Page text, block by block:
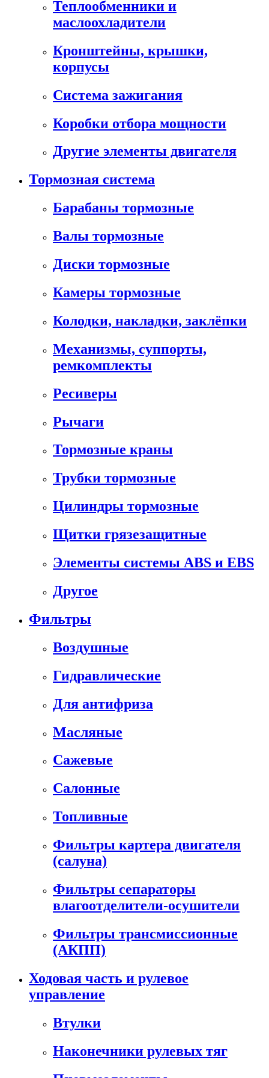
Теплообменники и
маслоохладители
Кронштейны, крышки,
корпусы
Cистема зажигания
Коробки отбора мощности
Другие элементы двигателя
Тормозная система
Барабаны тормозные
Валы тормозные
Диски тормозные
Камеры тормозные
Колодки, накладки, заклёпки
Механизмы, суппорты,
ремкомплекты
Ресиверы
Рычаги
Тормозные краны
Трубки тормозные
Цилиндры тормозные
Щитки грязезащитные
Элементы системы ABS и EBS
Другое
Фильтры
Воздушные
Гидравлические
Для антифриза
Масляные
Сажевые
Салонные
Топливные
Фильтры картера двигателя
(салуна)
Фильтры сепараторы
влагоотделители-осушители
Фильтры трансмиссионные
(АКПП)
Ходовая часть и рулевое
управление
Втулки
Наконечники рулевых тяг